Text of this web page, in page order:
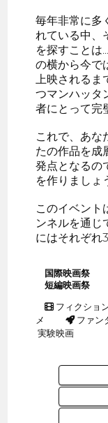
毎年非常に多
れている中、
を探すことは
の横から今で
上映される
つマンハッタ
者にとって完
これで、あな
たの作品を成
発点となるの
を作りましょ
このイベント
ンネルを通じ
にはそれぞれ
国際映画祭
短編映画祭
フィクショ
メ
ファン
実験映画